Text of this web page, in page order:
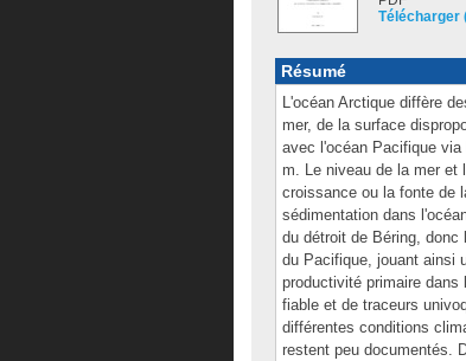
Télécharger
Résumé
L'océan Arctique diffère
mer, de la surface
avec l'océan Pacifique
m. Le niveau de la mer et
croissance ou la fonte de
sédimentation dans
du détroit de Béring,
du Pacifique, jouant ainsi
productivité primaire dans
fiable et de traceurs
différentes conditions
restent peu documentés.